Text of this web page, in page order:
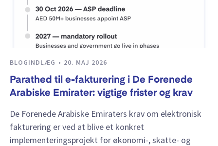
BLOGINDLÆG 20. MAJ 2026
Parathed til e-fakturering i De Forenede
Arabiske Emirater: vigtige frister og krav
De Forenede Arabiske Emiraters krav om elektronisk
fakturering er ved at blive et konkret
implementeringsprojekt for økonomi-, skatte- og